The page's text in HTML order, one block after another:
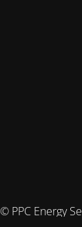
© PPC Energy